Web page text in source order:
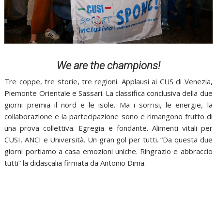
We are the champions!
Tre coppe, tre storie, tre regioni. Applausi ai CUS di Venezia,
Piemonte Orientale e Sassari. La classifica conclusiva della due
giorni premia il nord e le isole. Ma i sorrisi, le energie, la
collaborazione e la partecipazione sono e rimangono frutto di
una prova collettiva. Egregia e fondante. Alimenti vitali per
CUSI, ANCI e Università. Un gran gol per tutti. “Da questa due
giorni portiamo a casa emozioni uniche. Ringrazio e abbraccio
tutti” la didascalia firmata da Antonio Dima.